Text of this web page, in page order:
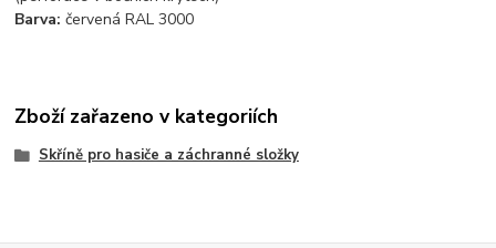
Barva: červená RAL 3000
Zboží zařazeno v kategoriích
Skříně pro hasiče a záchranné složky